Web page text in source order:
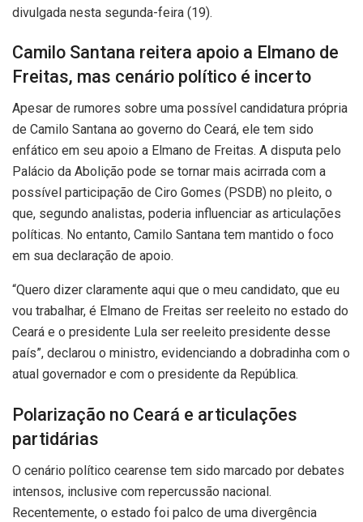
divulgada nesta segunda-feira (19).
Camilo Santana reitera apoio a Elmano de
Freitas, mas cenário político é incerto
Apesar de rumores sobre uma possível candidatura própria
de Camilo Santana ao governo do Ceará, ele tem sido
enfático em seu apoio a Elmano de Freitas. A disputa pelo
Palácio da Abolição pode se tornar mais acirrada com a
possível participação de Ciro Gomes (PSDB) no pleito, o
que, segundo analistas, poderia influenciar as articulações
políticas. No entanto, Camilo Santana tem mantido o foco
em sua declaração de apoio.
“Quero dizer claramente aqui que o meu candidato, que eu
vou trabalhar, é Elmano de Freitas ser reeleito no estado do
Ceará e o presidente Lula ser reeleito presidente desse
país”, declarou o ministro, evidenciando a dobradinha com o
atual governador e com o presidente da República.
Polarização no Ceará e articulações
partidárias
O cenário político cearense tem sido marcado por debates
intensos, inclusive com repercussão nacional.
Recentemente, o estado foi palco de uma divergência